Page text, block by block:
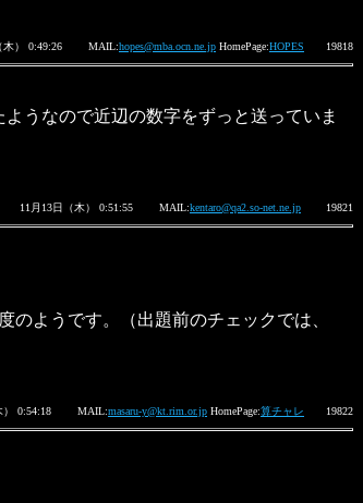
木） 0:49:26 MAIL:hopes@mba.ocn.ne.jp HomePage:HOPES 19818
うなので近辺の数字をずっと送っていま
11月13日（木） 0:51:55 MAIL:kentaro@qa2.so-net.ne.jp 19821
ようです。（出題前のチェックでは、
） 0:54:18 MAIL:masaru-y@kt.rim.or.jp HomePage:算チャレ 19822